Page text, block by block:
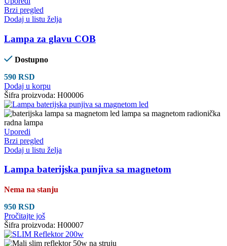
Brzi pregled
Dodaj u listu želja
Lampa za glavu COB
Dostupno
590 RSD
Dodaj u korpu
Šifra proizvoda: H00006
Uporedi
Brzi pregled
Dodaj u listu želja
Lampa baterijska punjiva sa magnetom
Nema na stanju
950 RSD
Pročitajte još
Šifra proizvoda: H00007